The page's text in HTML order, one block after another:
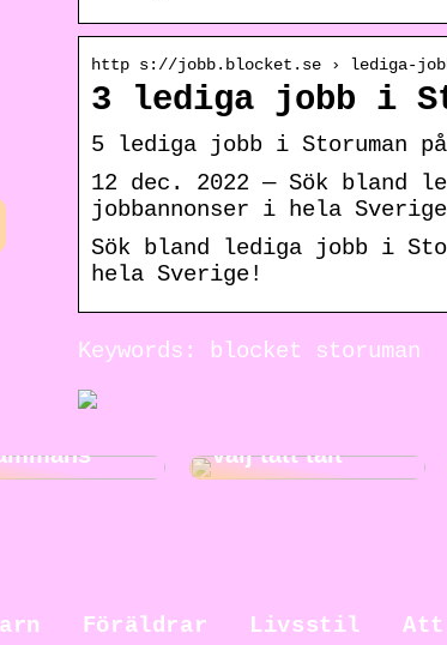
http s://jobb.blocket.se › lediga-
3 lediga jobb i
5 lediga jobb i Storuman
12 dec. 2022 — Sök bland
jobbannonser i hela
Sök bland lediga jobb i
hela Sverige!
Keywords: blocket storuman
hela
En
välj tätt tält
Föräldrar Livsstil